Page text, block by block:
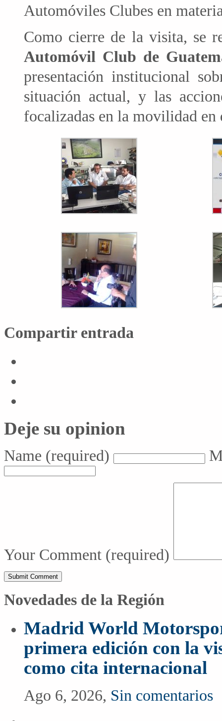
Automóviles Clubes en
Como cierre de la visita, se
Automóvil Club de
presentación institucional
situación actual, y las
focalizadas en la movilidad en
Compartir entrada
Deje su opinion
Name (required)
Your Comment (required)
Novedades de la Región
Madrid World
primera edición con la
como cita internacional
Ago 6, 2026, Sin comentarios